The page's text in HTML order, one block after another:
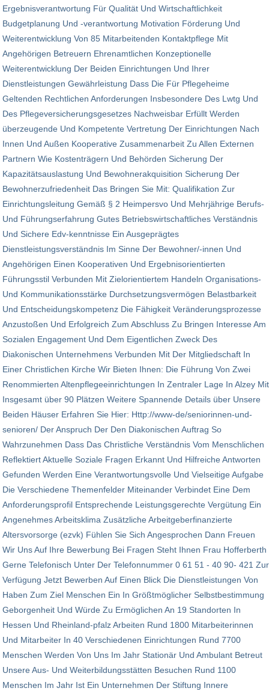
Ergebnisverantwortung Für Qualität Und Wirtschaftlichkeit
Budgetplanung Und -verantwortung Motivation Förderung Und
Weiterent­wicklung Von 85 Mitarbeitenden Kontaktpflege Mit
Angehörigen Betreuern Ehrenamtlichen Konzeptionelle
Weiterentwicklung Der Beiden Einrichtungen Und Ihrer
Dienstleistungen Gewährleistung Dass Die Für Pflegeheime
Geltenden Rechtlichen Anforderungen Insbesondere Des Lwtg Und
Des Pflegeversicherungsgesetzes Nachweisbar Erfüllt Werden
überzeugende Und Kompetente Vertretung Der Einrichtungen Nach
Innen Und Außen Kooperative Zusammenarbeit Zu Allen Externen
Partnern Wie Kostenträgern Und Behörden Sicherung Der
Kapazitätsauslastung Und Bewohnerakquisition Sicherung Der
Bewohnerzufriedenheit Das Bringen Sie Mit: Qualifikation Zur
Einrichtungsleitung Gemäß § 2 Heimpersvo Und Mehrjährige Berufs-
Und Führungserfahrung Gutes Betriebswirtschaftliches Verständnis
Und Sichere Edv-kenntnisse Ein Ausgeprägtes
Dienstleistungsverständnis Im Sinne Der Bewohner/-innen Und
Angehörigen Einen Kooperativen Und Ergebnis­orientierten
Führungsstil Verbunden Mit Zielorientiertem Handeln Organisations-
Und Kommunikationsstärke Durchsetzungsvermögen Belastbarkeit
Und Entscheidungskompetenz Die Fähigkeit Veränderungsprozesse
Anzustoßen Und Erfolgreich Zum Abschluss Zu Bringen Interesse Am
Sozialen Engagement Und Dem Eigentlichen Zweck Des
Diakonischen Unternehmens Verbunden Mit Der Mitgliedschaft In
Einer Christlichen Kirche Wir Bieten Ihnen: Die Führung Von Zwei
Renommierten Altenpflegeeinrichtungen In Zentraler Lage In Alzey Mit
Insgesamt über 90 Plätzen Weitere Spannende Details über Unsere
Beiden Häuser Erfahren Sie Hier: Http://www-de/seniorinnen-und-
senioren/ Der Anspruch Der Den Diakonischen Auftrag So
Wahrzunehmen Dass Das Christliche Verständnis Vom Menschlichen
Reflektiert Aktuelle Soziale Fragen Erkannt Und Hilfreiche Antworten
Gefunden Werden Eine Verantwortungsvolle Und Vielseitige Aufgabe
Die Verschiedene Themenfelder Miteinander Verbindet Eine Dem
Anforderungsprofil Entsprechende Leistungsgerechte Vergütung Ein
Angenehmes Arbeitsklima Zusätzliche Arbeitgeberfinanzierte
Altersvorsorge (ezvk) Fühlen Sie Sich Angesprochen Dann Freuen
Wir Uns Auf Ihre Bewerbung Bei Fragen Steht Ihnen Frau Hofferberth
Gerne Telefonisch Unter Der Telefonnummer 0 61 51 - 40 90- 421 Zur
Verfügung Jetzt Bewerben Auf Einen Blick Die Dienstleistungen Von
Haben Zum Ziel Menschen Ein In Größtmöglicher Selbstbestimmung
Gebor­genheit Und Würde Zu Ermöglichen An 19 Standorten In
Hessen Und Rheinland-pfalz Arbeiten Rund 1800 Mitarbeiterinnen
Und Mitarbeiter In 40 Verschiedenen Einrich­tungen Rund 7700
Menschen Werden Von Uns Im Jahr Stationär Und Ambulant Betreut
Unsere Aus- Und Weiterbildungsstätten Besuchen Rund 1100
Menschen Im Jahr Ist Ein Unternehmen Der Stiftung Innere